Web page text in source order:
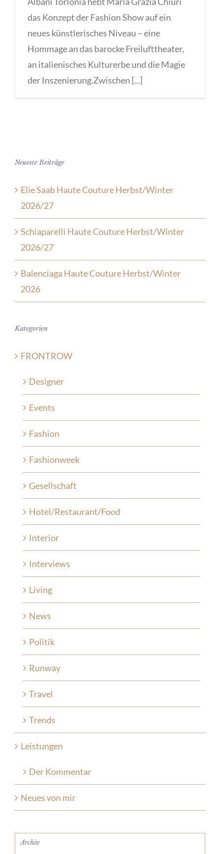
das Konzept der Fashion Show auf ein
neues künstlerisches Niveau – eine
Hommage an das barocke Freilufttheater,
an italienisches Kulturerbe und die Magie
der Inszenierung.Zwischen [...]
Neueste Beiträge
Elie Saab Haute Couture Herbst/Winter
2026/27
Schiaparelli Haute Couture Herbst/Winter
2026/27
Balenciaga Haute Couture Herbst/Winter
2026
Kategorien
FRONTROW
Designer
Events
Fashion
Fashionweek
Gesellschaft
Hotel/Restaurant/Food
Interior
Interviews
Living
News
Politik
Runway
Travel
Trends
Leistungen
Der Kommentar
Neues von mir
Archiv